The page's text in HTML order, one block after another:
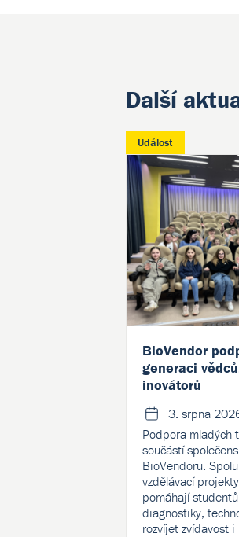
Další
Událost
BioVendor
generaci
inovátorů
3. srpna
Podpora mladých
součástí
BioVendoru.
vzdělávací
pomáhají
diagnostiky,
rozvíjet zvídavost i